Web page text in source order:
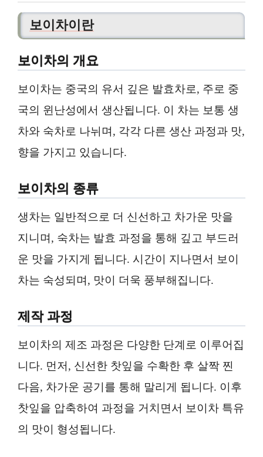
보이차이란
보이차의 개요
보이차는 중국의 유서 깊은 발효차로, 주로 중
국의 윈난성에서 생산됩니다. 이 차는 보통 생
차와 숙차로 나뉘며, 각각 다른 생산 과정과 맛,
향을 가지고 있습니다.
보이차의 종류
생차는 일반적으로 더 신선하고 차가운 맛을
지니며, 숙차는 발효 과정을 통해 깊고 부드러
운 맛을 가지게 됩니다. 시간이 지나면서 보이
차는 숙성되며, 맛이 더욱 풍부해집니다.
제작 과정
보이차의 제조 과정은 다양한 단계로 이루어집
니다. 먼저, 신선한 찻잎을 수확한 후 살짝 찐
다음, 차가운 공기를 통해 말리게 됩니다. 이후
찻잎을 압축하여 과정을 거치면서 보이차 특유
의 맛이 형성됩니다.